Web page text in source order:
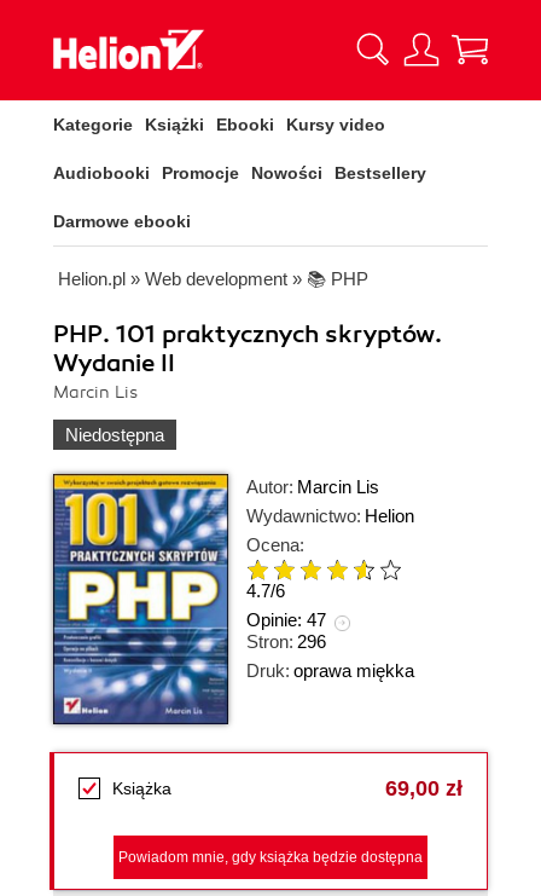
Kategorie Książki Ebooki Kursy video
Audiobooki Promocje Nowości Bestsellery
Darmowe ebooki
Helion.pl » Web development » 📚 PHP
PHP. 101 praktycznych skryptów.
Wydanie II
Marcin Lis
Niedostępna
Autor: Marcin Lis
Wydawnictwo: Helion
Ocena:
4.7/6
Opinie: 47
Stron: 296
Druk: oprawa miękka
Książka 69,00 zł
Powiadom mnie, gdy książka będzie dostępna